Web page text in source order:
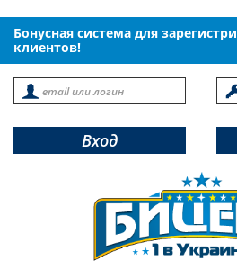
Бонусная система для
клиентов!
Вход